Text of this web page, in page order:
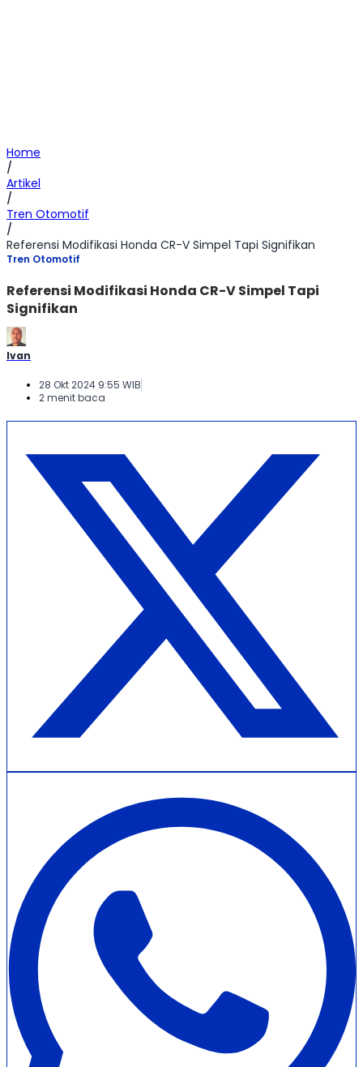
Home
/
Artikel
/
Tren Otomotif
/
Referensi Modifikasi Honda CR-V Simpel Tapi Signifikan
Tren Otomotif
Referensi Modifikasi Honda CR-V Simpel Tapi
Signifikan
Ivan
28 Okt 2024 9:55 WIB
2 menit baca